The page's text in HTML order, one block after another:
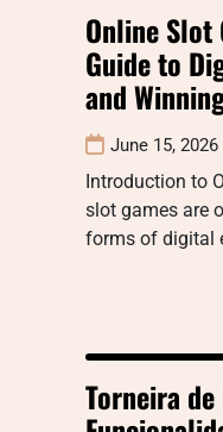
Online Slot
Guide to
and
June 15, 2026
Introduction to
slot games are
forms of digital
Torneira